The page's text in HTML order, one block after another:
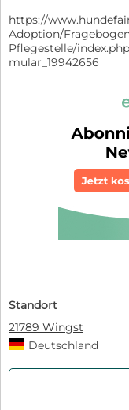
https://
Adoption/
Pflegestelle/
mular_19942656
Standort
21789 Wingst
Deutschland